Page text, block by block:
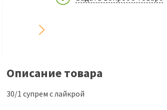
Описание товара
30/1 супрем с лайкрой